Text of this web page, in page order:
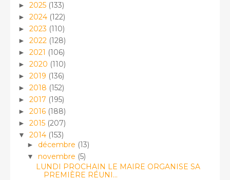
► 2025 (133)
► 2024 (122)
► 2023 (110)
► 2022 (128)
► 2021 (106)
► 2020 (110)
► 2019 (136)
► 2018 (152)
► 2017 (195)
► 2016 (188)
► 2015 (207)
▼ 2014 (153)
► décembre (13)
▼ novembre (5)
LUNDI PROCHAIN LE MAIRE ORGANISE SA
PREMIÈRE RÉUNI...